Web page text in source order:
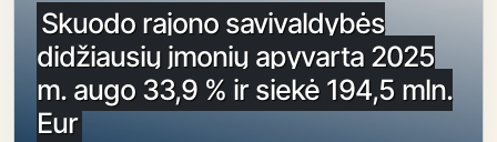
Skuodo rajono savivaldybės
didžiausių įmonių apyvarta 2025
m. augo 33,9 % ir siekė 194,5 mln.
Eur